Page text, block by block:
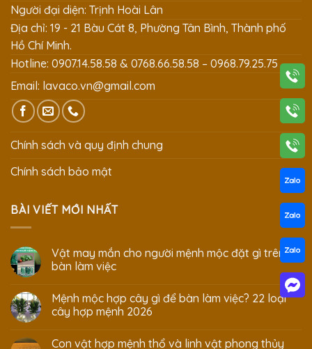
Người đại diện: Trịnh Hoài Lân
Địa chỉ: 19 - 21 Bàu Cát 8, Phường Tân Bình, Thành phố
Hồ Chí Minh.
Hotline: 0907.14.58.58 & 0768.66.58.58 – 0968.79.25.75
Email: lavaco.vn@gmail.com
Chính sách và quy định chung
Chính sách bảo mật
BÀI VIẾT MỚI NHẤT
Vật may mắn cho người mệnh mộc đặt gì trên
bàn làm việc
Mệnh mộc hợp cây gì để bàn làm việc? 22 loại
cây hợp mệnh 2026
Con vật hợp mệnh thổ và linh vật phong thủy